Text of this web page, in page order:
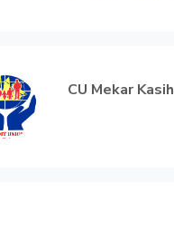
CU Mekar Kasih